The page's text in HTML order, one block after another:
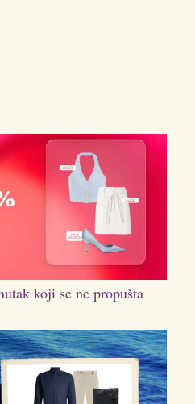
koji se ne propušta